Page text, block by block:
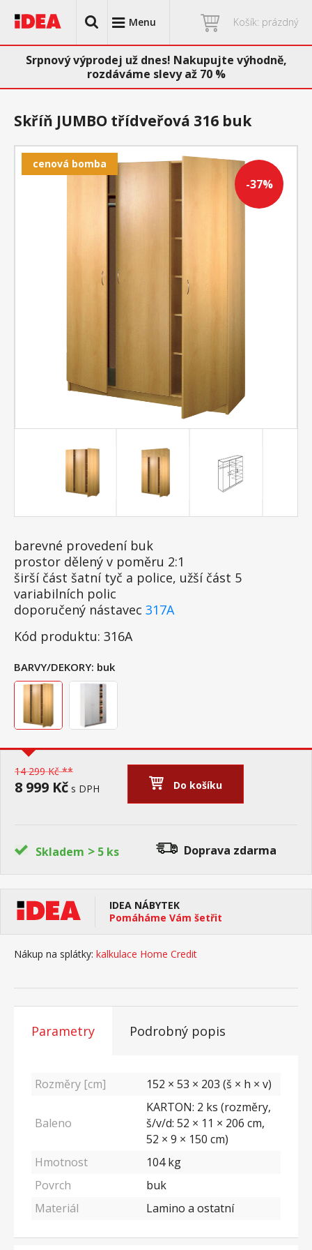
Menu Košík: prázdný
Srpnový výprodej už dnes! Nakupujte výhodně,
rozdáváme slevy až 70 %
-37%
cenová bomba
Skříň JUMBO třídveřová 316 buk
barevné provedení buk
prostor dělený v poměru 2:1
širší část šatní tyč a police, užší část 5
variabilních polic
doporučený nástavec 317A
Kód produktu: 316A
BARVY/DEKORY: buk
14 299 Kč **
8 999 Kč s DPH Do košíku
Skladem > 5 ks Doprava zdarma
IDEA NÁBYTEK
Pomáháme Vám šetřit
Nákup na splátky: kalkulace Home Credit
Parametry Podrobný popis
Rozměry [cm] 152 × 53 × 203 (š × h × v)
Baleno
KARTON: 2 ks (rozměry,
š/v/d: 52 × 11 × 206 cm,
52 × 9 × 150 cm)
Hmotnost
104kg
Povrch
buk
Materiál
Lamino a ostatní